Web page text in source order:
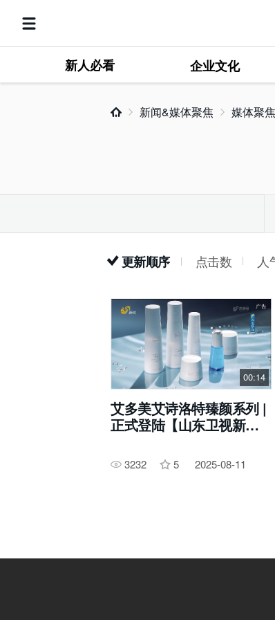
新人必看 企业文化
新闻&媒体聚焦 媒体聚焦
更新顺序 点击数 人
00:14
艾多美艾诗洛特臻颜系列 |
正式登陆【山东卫视新闻
3232 5 2025-08-11